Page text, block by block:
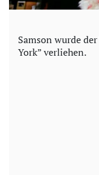
Samson wurde
York” verliehen.